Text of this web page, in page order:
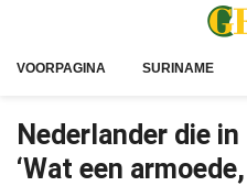
VOORPAGINA SURINAME
Nederlander die
‘Wat een